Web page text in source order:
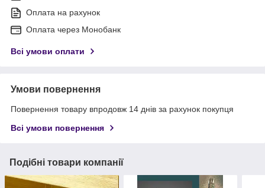
Оплата на рахунок
Оплата через Монобанк
Всі умови оплати
Умови повернення
Повернення товару впродовж 14 днів за рахунок покупця
Всі умови повернення
Подібні товари компанії